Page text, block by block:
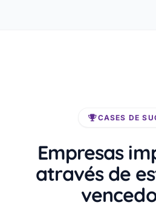
CASES DE
Empresas
através de